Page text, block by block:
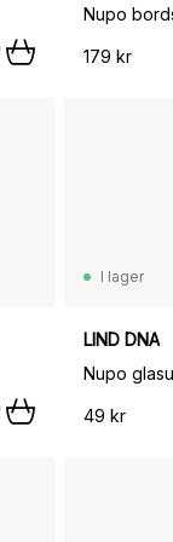
Nupo
179 kr
I lager
LIND DNA
Nupo
49 kr